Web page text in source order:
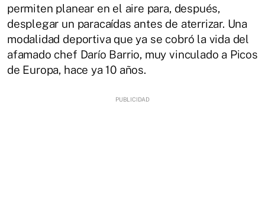
permiten planear en el aire para, después,
desplegar un paracaídas antes de aterrizar. Una
modalidad deportiva que ya se cobró la vida del
afamado chef Darío Barrio, muy vinculado a Picos
de Europa, hace ya 10 años.